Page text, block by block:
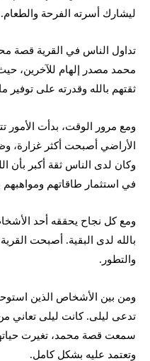
ليشارك أسرته الفرحة والطعام.
تداول الناس في القرية قصة
محمد مصدر إلهام للآخرين،
ثقتهم بالله وقدرته على توفير
ومع مرور الوقت، بدأت
الأراضي أصبحت أكثر غزارة،
وكان لدى الناس ثقة أكبر بأن
في استثمار طاقاتهم
ومع كل نجاح يحققه أحد
بالله لدى البقية. أصبحت
والتطور.
ومن بين الأشخاص الذين
تدعى ليلى. كانت ليلى تعاني
سمعت قصة محمد، تغيرت
وتعتمد عليه بشكل كامل.